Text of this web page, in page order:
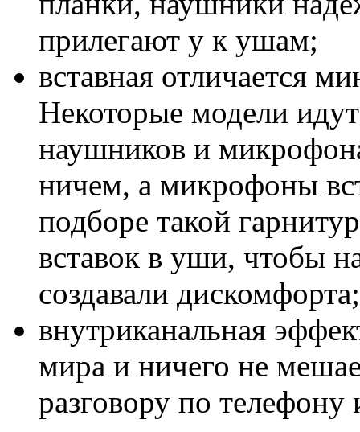
прилегают у к ушам;
вставная отличается
Некоторые модели
наушников и
ничем, а микрофоны
подборе такой
вставок в уши, чтобы
создавали дискомфорта;
внутриканальная
мира и ничего не
разговору по